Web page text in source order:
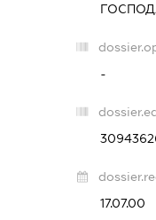
-
17.07.00